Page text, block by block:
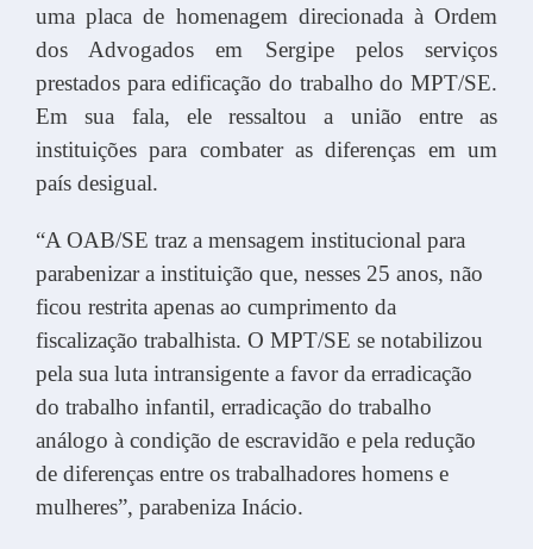
uma placa de homenagem direcionada à Ordem
dos Advogados em Sergipe pelos serviços
prestados para edificação do trabalho do MPT/SE.
Em sua fala, ele ressaltou a união entre as
instituições para combater as diferenças em um
país desigual.
“A OAB/SE traz a mensagem institucional para
parabenizar a instituição que, nesses 25 anos, não
ficou restrita apenas ao cumprimento da
fiscalização trabalhista. O MPT/SE se notabilizou
pela sua luta intransigente a favor da erradicação
do trabalho infantil, erradicação do trabalho
análogo à condição de escravidão e pela redução
de diferenças entre os trabalhadores homens e
mulheres”, parabeniza Inácio.